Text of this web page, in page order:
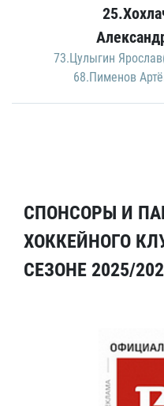
73.Цулыгин
68.Пименов
СПОНСОРЫ И
ХОККЕЙНОГО
СЕЗОНЕ 2025/